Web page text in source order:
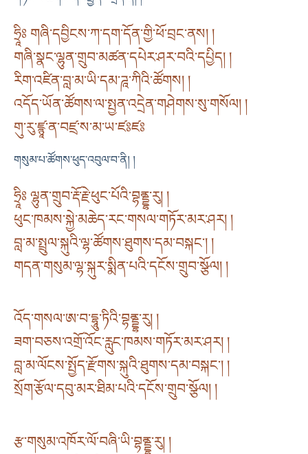
ཧྲཱིཿ གཞི་དབྱིངས་ཀ་དག་དོན་གྱི་ཕོ་བྲང་ནས། །
གཞི་སྣང་ལྷུན་གྲུབ་མཚན་དཔེར་ཤར་བའི་དཔྱིད། །
རིག་འཛིན་བླ་མ་ཡི་དམ་ཌཱ་ཀིའི་ཚོགས། །
འདོད་ཡོན་ཚོགས་ལ་སྤྱན་འདྲེན་གཤེགས་སུ་གསོལ། །
གུ་རུ་ཛྙཱ་ན་བཛྲ་ས་མ་ཡ་ཛཿཛཿ
གསུམ་པ་ཚོགས་ཕུད་འབུལ་བ་ནི། །
ཧྲཱིཿ ལྷུན་གྲུབ་རྡོ་རྗེ་ཕུང་པོའི་བྷནྡྷ་རུ། །
ཕུང་ཁམས་སྐྱེ་མཆེད་རང་གསལ་གཏོར་མར་ཤར། །
བླ་མ་སྤྲུལ་སྐུའི་ལྷ་ཚོགས་ཐུགས་དམ་བསྐང་། །
གདན་གསུམ་ལྷ་སྐུར་སྨིན་པའི་དངོས་གྲུབ་སྩོལ། །
འོད་གསལ་ཨ་བ་དྷཱུ་ཏིའི་བྷནྡྷ་རུ། །
ཟག་བཅས་འགྲོ་འོང་རླུང་ཁམས་གཏོར་མར་ཤར། །
བླ་མ་ལོངས་སྤྱོད་རྫོགས་སྐུའི་ཐུགས་དམ་བསྐང་། །
སྲོག་རྩོལ་དབུ་མར་ཐིམ་པའི་དངོས་གྲུབ་སྩོལ། །
རྩ་གསུམ་འཁོར་ལོ་བཞི་ཡི་བྷནྡྷ་རུ། །